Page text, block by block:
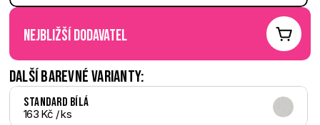
nejbližší dodavatel
Další barevné varianty:
Standard Bílá
163 Kč / ks